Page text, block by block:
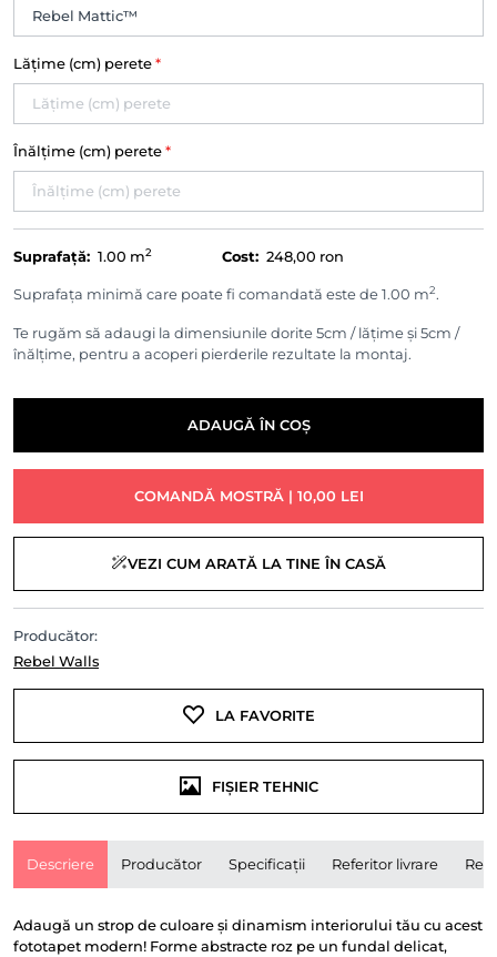
Lățime (cm) perete *
Înălțime (cm) perete *
Suprafață: 1.00 m2 Cost: 248,00 ron
Suprafața minimă care poate fi comandată este de 1.00 m2.
Te rugăm să adaugi la dimensiunile dorite 5cm / lățime și 5cm /
înălțime, pentru a acoperi pierderile rezultate la montaj.
ADAUGĂ ÎN COȘ
COMANDĂ MOSTRĂ | 10,00 LEI
VEZI CUM ARATĂ LA TINE ÎN CASĂ
Producător:
Rebel Walls
LA FAVORITE
FIȘIER TEHNIC
Descriere Producător Specificații Referitor livrare
Adaugă un strop de culoare și dinamism interiorului tău cu acest
fototapet modern! Forme abstracte roz pe un fundal delicat,